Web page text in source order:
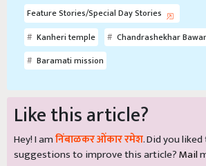
Feature Stories/Special Day Stories
Kanheri temple
Chandrashekhar
Baramati mission
Like this article?
Hey! I amनिंबाळकर ओंकार रमेश. Did you
suggestions to improve this article?Mail